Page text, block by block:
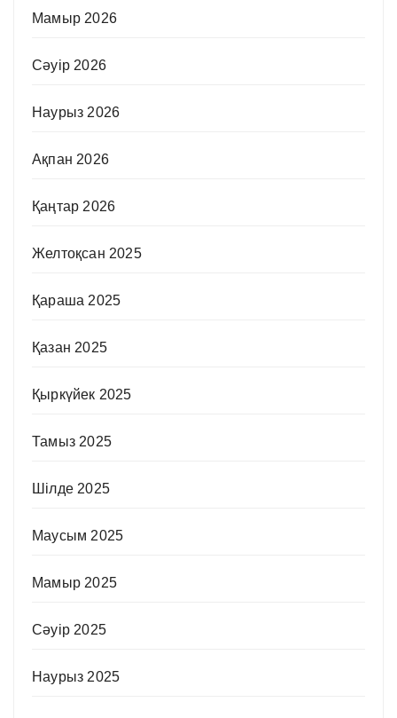
Мамыр 2026
Сәуір 2026
Наурыз 2026
Ақпан 2026
Қаңтар 2026
Желтоқсан 2025
Қараша 2025
Қазан 2025
Қыркүйек 2025
Тамыз 2025
Шілде 2025
Маусым 2025
Мамыр 2025
Сәуір 2025
Наурыз 2025